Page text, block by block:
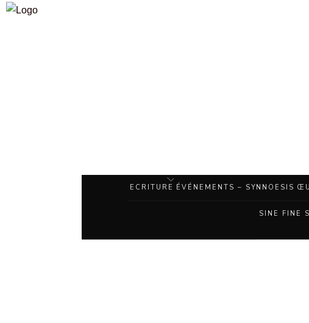
ECRITURE ÉVÉNEMENTS – SYNNOESIS
SINE FINE